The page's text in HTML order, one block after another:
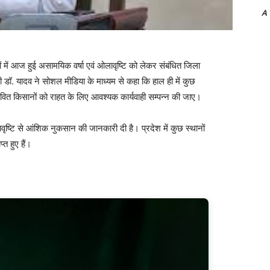
आज हुई असामयिक वर्षा एवं ओलावृष्टि को लेकर संबंधित जिला
यादव ने सोशल मीडिया के माध्यम से कहा कि हाल ही में कुछ
किसानों को राहत के लिए आवश्यक कार्यवाही सम्पन्न की जाए।
से आंशिक नुकसान की जानकारी दी है। प्रदेश में कुछ स्थानों
हुए हैं।
A